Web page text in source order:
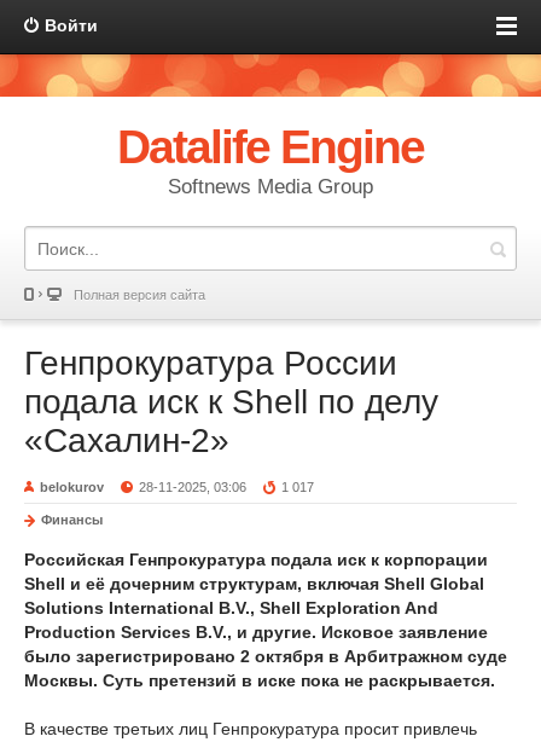
Войти
Datalife Engine
Softnews Media Group
Полная версия сайта
Генпрокуратура России
подала иск к Shell по делу
«Сахалин-2»
belokurov 28-11-2025, 03:06 1 017
Финансы
Российская Генпрокуратура подала иск к корпорации
Shell и её дочерним структурам, включая Shell Global
Solutions International B.V., Shell Exploration And
Production Services B.V., и другие. Исковое заявление
было зарегистрировано 2 октября в Арбитражном суде
Москвы. Суть претензий в иске пока не раскрывается.
В качестве третьих лиц Генпрокуратура просит привлечь